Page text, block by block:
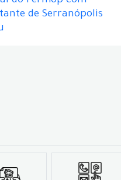
de Serranópolis